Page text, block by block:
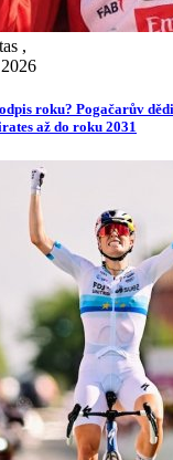
,
roku? Pogačarův
až do roku 2031